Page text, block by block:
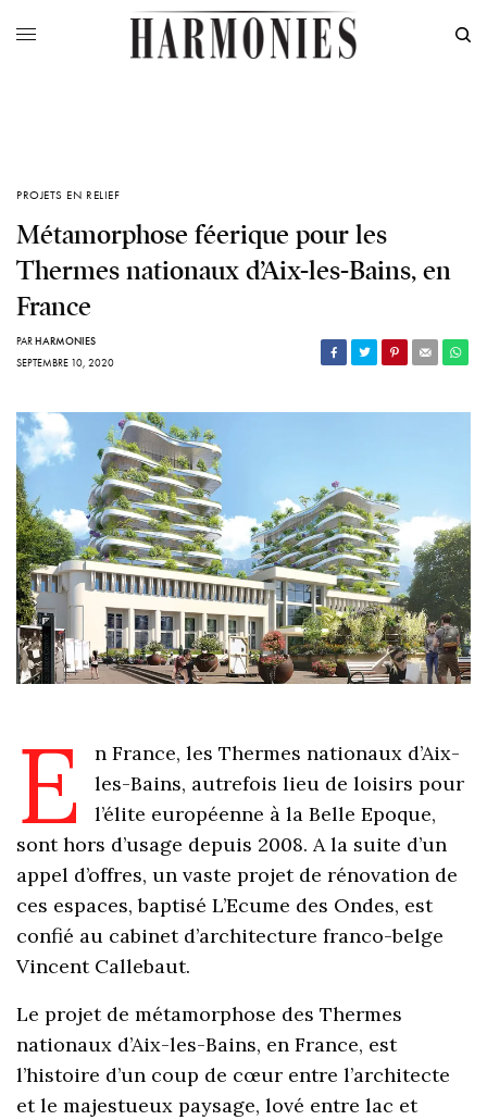
PROJETS EN RELIEF
Métamorphose féerique pour les
Thermes nationaux d’Aix-les-Bains, en
France
PARHARMONIES
SEPTEMBRE 10, 2020
E
n France, les Thermes nationaux d’Aix-
les-Bains, autrefois lieu de loisirs pour
l’élite européenne à la Belle Epoque,
sont hors d’usage depuis 2008. A la suite d’un
appel d’offres, un vaste projet de rénovation de
ces espaces, baptisé L’Ecume des Ondes, est
confié au cabinet d’architecture franco-belge
Vincent Callebaut.
Le projet de métamorphose des Thermes
nationaux d’Aix-les-Bains, en France, est
l’histoire d’un coup de cœur entre l’architecte
et le majestueux paysage, lové entre lac et